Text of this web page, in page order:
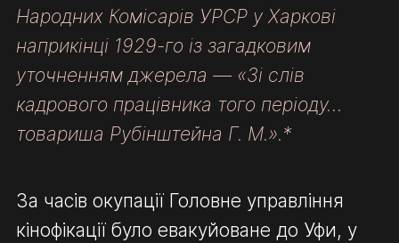
Народних Комісарів УРСР у Харкові
наприкінці 1929-го із загадковим
уточненням джерела — «Зі слів
кадрового працівника того періоду…
товариша Рубінштейна Г. М.».*
За часів окупації Головне управління
кінофікації було евакуйоване до Уфи, у